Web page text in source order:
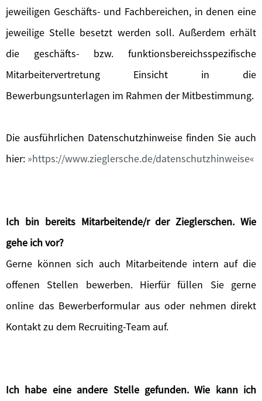
jeweiligen Geschäfts- und Fachbereichen, in denen eine
jeweilige Stelle besetzt werden soll. Außerdem erhält
die geschäfts- bzw. funktionsbereichsspezifische
Mitarbeitervertretung Einsicht in die
Bewerbungsunterlagen im Rahmen der Mitbestimmung.
Die ausführlichen Datenschutzhinweise finden Sie auch
hier: https://www.zieglersche.de/datenschutzhinweise
Ich bin bereits Mitarbeitende/r der Zieglerschen. Wie
gehe ich vor?
Gerne können sich auch Mitarbeitende intern auf die
offenen Stellen bewerben. Hierfür füllen Sie gerne
online das Bewerberformular aus oder nehmen direkt
Kontakt zu dem Recruiting-Team auf.
Ich habe eine andere Stelle gefunden. Wie kann ich